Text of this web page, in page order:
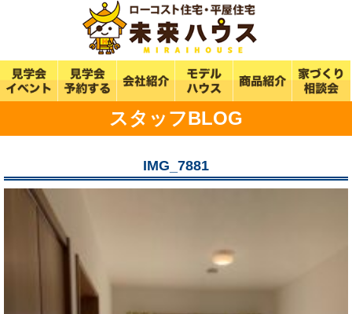
スタッフBLOG
IMG_7881